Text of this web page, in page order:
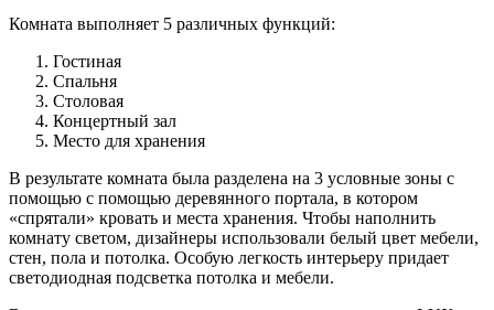
Комната выполняет 5 различных функций:
Гостиная
Спальня
Столовая
Концертный зал
Место для хранения
В результате комната была разделена на 3 условные зоны с
помощью с помощью деревянного портала, в котором
«спрятали» кровать и места хранения. Чтобы наполнить
комнату светом, дизайнеры использовали белый цвет мебели,
стен, пола и потолка. Особую легкость интерьеру придает
светодиодная подсветка потолка и мебели.